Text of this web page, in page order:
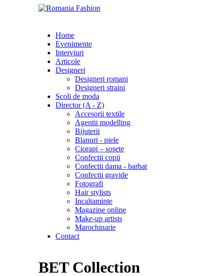
Home
Evenimente
Interviuri
Articole
Designeri
Designeri romani
Designeri straini
Scoli de moda
Director (A - Z)
Accesorii textile
Agentii modelling
Bijuterii
Blanuri - piele
Ciorapi – sosete
Confectii copii
Confectii dama - barbat
Confectii gravide
Fotografi
Hair stylists
Incaltaminte
Magazine online
Make-up artists
Marochinarie
Contact
BET Collection